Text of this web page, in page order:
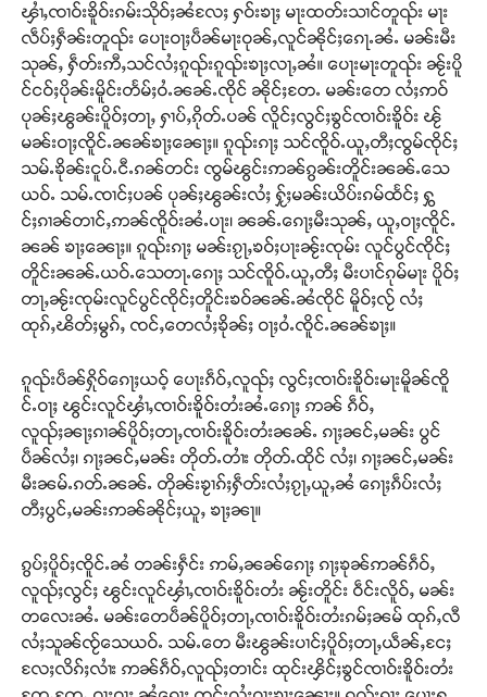
ၾၢႆႇၸၢဝ်းၶိူဝ်းၵမ်းသိုဝ်ႈၼႆလႄႈ ႁဝ်းၶႃႈ မႃးထတ်းသၢင်တူၺ်း မႃး
လဵပ်ႈႁဵၼ်းတူၺ်း ပေႃးဝႃႈပဵၼ်မႃးဝုၼ်ႇလူင်ၼိုင်ႈၵေႃႉၼႆႉ မၼ်းမီး
သုၼ်ႇ ႁဵတ်းဢီႇသင်လႆႈၵူၺ်းၵူၺ်းၶႃႈလႃႇၼႆ။ ပေႃးမႃးတူၺ်း ၼႂ်းပိူ
င်ငဝ်ႈပိုၼ်းမိူင်းတႅမ်ႈဝႆႉၼၼ်ႉၸိုင် ၼိုင်ႈတႄႉ မၼ်းတေ လႆႈဢဝ်
ပုၼ်ႈၽွၼ်းပိူဝ်ႈတႃႇ ႁၢပ်ႇၵိုတ်ႉပၼ် လိူင်ႈလွင်ႈၶွင်ၸၢဝ်းၶိူဝ်း ၽႂ်
မၼ်းဝႃႈၸိူင်ႉၼၼ်ၶႃႈၼေႃႈ။ ၵူၺ်းၵႃႈ သင်ၸိူဝ်ႉယူႇတီႈၸွမ်ၸိုင်ႈ
သမ်ႉၶိုၼ်းငူပ်ႉငီႉၵၼ်တင်း ၸွမ်ၽွင်းဢၼ်ၵွၼ်းတိူင်းၼၼ်ႉသေ
ယဝ်ႉ သမ်ႉၸၢင်ႈပၼ် ပုၼ်ႈၽွၼ်းလႆႈ ႁႂ်ႈမၼ်းယိပ်းၵမ်ထႅင်ႈ ႁွ
င်ႈၵၢၼ်တၢင်ႇဢၼ်ၸိူဝ်းၼႆႉပႃး၊ ၼၼ်ႉၵေႃႈမီးသုၼ်ႇ ယူႇဝႃႈၸိူင်ႉ
ၼၼ် ၶႃႈၼေႃႈ။ ၵူၺ်းၵႃႈ မၼ်းၵႂႃႇၶဝ်ႈပႃးၼႂ်းၸုမ်း လူင်ပွင်ၸိုင်ႈ
တိူင်းၼၼ်ႉယဝ်ႉသေတႃႉၵေႃႈ သင်ၸိူဝ်ႉယူႇတီႈ မီးပၢင်ၵုမ်မႃး ပိူဝ်ႈ
တႃႇၼႂ်းၸုမ်းလူင်ပွင်ၸိုင်ႈတိူင်းၶဝ်ၼၼ်ႉၼႆၸိုင် မိူဝ်ႈလႂ် လႆႈ
ထုၵ်ႇၽိတ်ႈမွၵ်ႇ ၸင်ႇတေလႆႈၶိုၼ်ႈ ဝႃႈဝႆႉၸိူင်ႉၼၼ်ၶႃႈ။
ၵူၺ်းပဵၼ်ႁိုဝ်ၵေႃႈယဝ့် ပေႃးၵဵဝ်ႇလူၺ်ႈ လွင်ႈၸၢဝ်းၶိူဝ်းမႃးမိူၼ်ၸိူ
င်ႉဝႃႈ ၽွင်းလူင်ၾၢႆႇၸၢဝ်းၶိူဝ်းတႆးၼႆႉၵေႃႈ ဢၼ် ၵဵဝ်ႇ
လူၺ်ႈၼႃႈၵၢၼ်ပိူဝ်ႈတႃႇၸၢဝ်းၶိူဝ်းတႆးၼၼ်ႉ ၵႃႈၼင်ႇမၼ်း ပွင်
ပဵၼ်လႆႈ၊ ၵႃႈၼင်ႇမၼ်း တိုတ်ႉတၢႆး တိုတ်ႉထိုင် လႆႈ၊ ၵႃႈၼင်ႇမၼ်း
မီးၼမ်ႉၵတ်ႉၼၼ်ႉ တိုၼ်းၶႂၢၵ်ႈႁဵတ်းလႆႈၵႂႃႇယူႇၼႆ ၵေႃႈၵဵပ်းလႆႈ
တီႈပွင်ႇမၼ်းဢၼ်ၼိုင်ႈယူႇ ၶႃႈၼႃ။
ၵွပ်ႈပိူဝ်ႈၸိူင်ႉၼႆ တၼ်းႁဵင်း ဢမ်ႇၼၼ်ၵေႃႈ ၵႃႈၶုၼ်ဢၼ်ၵဵဝ်ႇ
လူၺ်ႈလွင်ႈ ၽွင်းလူင်ၾၢႆႇၸၢဝ်းၶိူဝ်းတႆး ၼႂ်းတိူင်း ဝဵင်းလိူဝ်ႇ မၼ်း
တလေးၼႆႉ မၼ်းတေပဵၼ်ပိူဝ်ႈတႃႇၸၢဝ်းၶိူဝ်းတႆးၵမ်ႈၼမ် ထုၵ်ႇလီ
လႆႈသူၼ်ၸႂ်သေယဝ်ႉ သမ်ႉတေ မီးၽွၼ်းပၢင်ႈပိူဝ်ႈတႃႇယဵၼ်ႇငႄႈ
လႄႈလိၵ်ႈလၢႆး ဢၼ်ၵဵဝ်ႇလူၺ်ႈတၢင်း ထုင်းၾိင်ႈၶွင်ၸၢဝ်းၶိူဝ်းတႆး